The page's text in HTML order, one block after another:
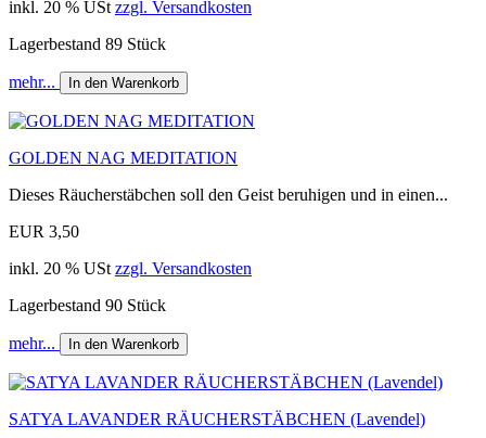
inkl. 20 % USt zzgl. Versandkosten
Lagerbestand 89 Stück
mehr... In den Warenkorb
GOLDEN NAG MEDITATION
Dieses Räucherstäbchen soll den Geist beruhigen und in einen...
EUR 3,50
inkl. 20 % USt zzgl. Versandkosten
Lagerbestand 90 Stück
mehr... In den Warenkorb
SATYA LAVANDER RÄUCHERSTÄBCHEN (Lavendel)